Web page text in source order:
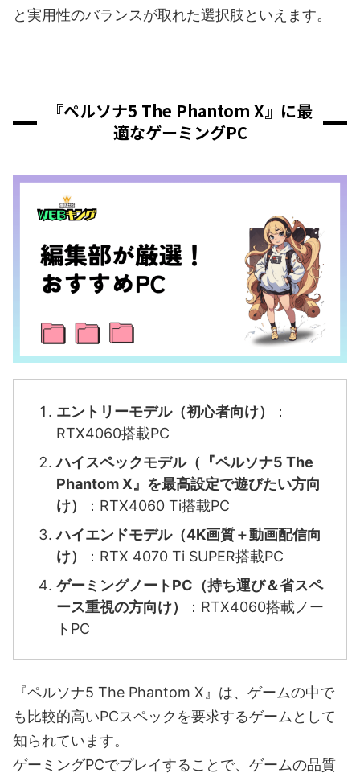
と実用性のバランスが取れた選択肢といえます。
『ペルソナ5 The Phantom X』に最
適なゲーミングPC
エントリーモデル（初心者向け）
：
RTX4060搭載PC
ハイスペックモデル（『ペルソナ5 The
Phantom X』を最高設定で遊びたい方向
け）
：RTX4060 Ti搭載PC
ハイエンドモデル（4K画質＋動画配信向
け）
：RTX 4070 Ti SUPER搭載PC
ゲーミングノートPC（持ち運び＆省スペ
ース重視の方向け）
：RTX4060搭載ノー
トPC
『ペルソナ5 The Phantom X』は、ゲームの中で
も比較的高いPCスペックを要求するゲームとして
知られています。
ゲーミングPCでプレイすることで、ゲームの品質